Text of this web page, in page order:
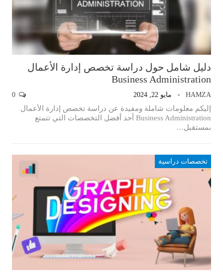
دليل شامل حول دراسة تخصص إدارة الأعمال
Business Administration
HAMZA مايو 22, 2024
إليكم معلومات شاملة ومفيدة عن دراسة تخصص إدارة الأعمال
Business Administration أحد أفضل التخصصات التي تتمتع
بمستقبل…
تخصصات دراسية